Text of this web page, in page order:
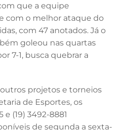
que a equipe
com o melhor ataque do
com 47 anotados. Já o
goleou nas quartas
7-1, busca quebrar a
projetos e torneios
de Esportes, os
e (19) 3492-8881
de segunda a sexta-